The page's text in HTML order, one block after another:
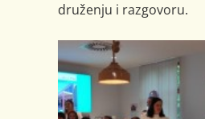
druženju i razgovoru.